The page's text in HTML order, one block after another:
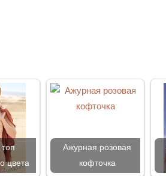
цвета
Ажурная розовая
кофточка